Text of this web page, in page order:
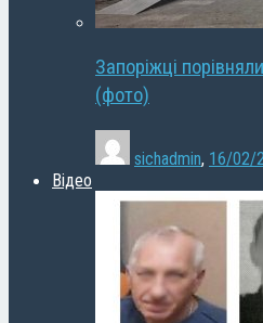
Запоріжці
(фото)
sichadmin, 16/02/
Відео